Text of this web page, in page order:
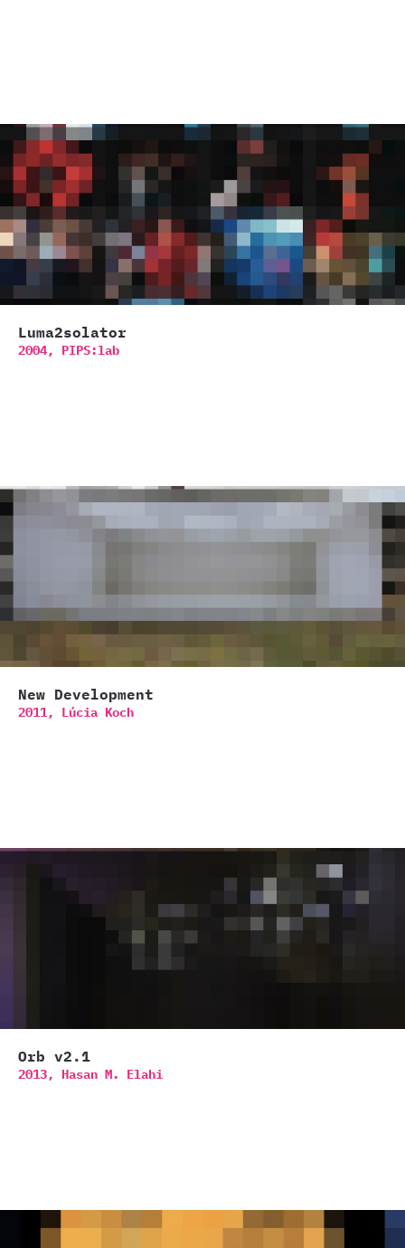
Luma2solator
2004, PIPS:lab
New Development
2011, Lúcia Koch
Orb v2.1
2013, Hasan M. Elahi